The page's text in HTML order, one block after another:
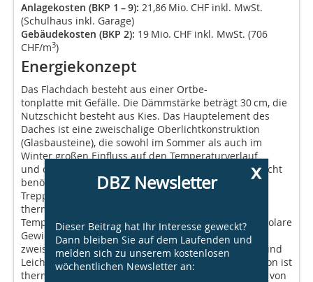
Anlagekosten (BKP 1 – 9): 21,86 Mio. CHF inkl. MwSt.
(Schulhaus inkl. Garage)
Gebäudekosten (BKP 2): 19 Mio. CHF inkl. MwSt. (706
CHF/m3)
Energiekonzept
Das Flachdach besteht aus einer Ort­be-
­tonplatte mit Gefälle. Die Dämmstärke beträgt 30 cm, die
Nutzschicht besteht aus Kies. Das Hauptelement des
Daches ist eine zweischalige Oberlichtkonstruktion
(Glasbau­steine), die sowohl im Sommer als auch im
Winter großen Einfluss auf den Temperaturverlauf
und die Energiebilanz des Gebäudes hat. Das Oberlicht
benötigt keinen äußeren Sonnenschutz. Das offene
Treppenhaus weist durch den Beton eine hohe
thermische Speicherfähigkeit auf, die
Temperaturschwankungen im Innern abfedert und solare
Gewinne speichert. Die Außenwände bestehen aus
zweischaligen Betonstützen (Kerndämmung 20 cm) und
Leichtbaufassadenteilen dazwischen. Die Konstruktion ist
thermisch getrennt für optimale U-Werte im Bereich von
x
DBZ Newsletter
Dieser Beitrag hat Ihr Interesse geweckt?
Dann bleiben Sie auf dem Laufenden und
melden sich zu unserem kostenlosen
wöchentlichen Newsletter an: